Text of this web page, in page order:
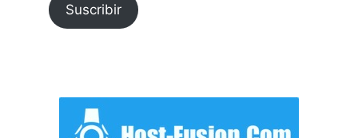
Suscribir